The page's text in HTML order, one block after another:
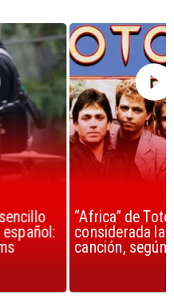
“Africa” de Toto es
considerada la mejor
canción, según la ciencia